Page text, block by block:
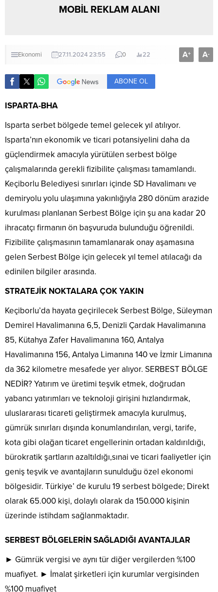
MOBİL REKLAM ALANI
Ekonomi 27.11.2024 23:55 0 22 A+ A-
ABONE OL
ISPARTA-BHA
Isparta serbet bölgede temel gelecek yıl atılıyor.
Isparta’nın ekonomik ve ticari potansiyelini daha da
güçlendirmek amacıyla yürütülen serbest bölge
çalışmalarında gerekli fizibilite çalışması tamamlandı.
Keçiborlu Belediyesi sınırları içinde SD Havalimanı ve
demiryolu yolu ulaşımına yakınlığıyla 280 dönüm arazide
kurulması planlanan Serbest Bölge için şu ana kadar 20
ihracatçı firmanın ön başvuruda bulunduğu öğrenildi.
Fizibilite çalışmasının tamamlanarak onay aşamasına
gelen Serbest Bölge için gelecek yıl temel atılacağı da
edinilen bilgiler arasında.
STRATEJİK NOKTALARA ÇOK YAKIN
Keçiborlu’da hayata geçirilecek Serbest Bölge, Süleyman
Demirel Havalimanına 6,5, Denizli Çardak Havalimanına
85, Kütahya Zafer Havalimanına 160, Antalya
Havalimanına 156, Antalya Limanına 140 ve İzmir Limanına
da 362 kilometre mesafede yer alıyor. SERBEST BÖLGE
NEDİR? Yatırım ve üretimi teşvik etmek, doğrudan
yabancı yatırımları ve teknoloji girişini hızlandırmak,
uluslararası ticareti geliştirmek amacıyla kurulmuş,
gümrük sınırları dışında konumlandırılan, vergi, tarife,
kota gibi olağan ticaret engellerinin ortadan kaldırıldığı,
bürokratik şartların azaltıldığı,sınai ve ticari faaliyetler için
geniş teşvik ve avantajların sunulduğu özel ekonomi
bölgesidir. Türkiye’ de kurulu 19 serbest bölgede; Direkt
olarak 65.000 kişi, dolaylı olarak da 150.000 kişinin
üzerinde istihdam sağlanmaktadır.
SERBEST BÖLGELERİN SAĞLADIĞI AVANTAJLAR
► Gümrük vergisi ve aynı tür diğer vergilerden %100
muafiyet. ► İmalat şirketleri için kurumlar vergisinden
%100 muafiyet